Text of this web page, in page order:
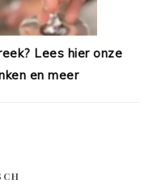
Lees hier onze
en meer